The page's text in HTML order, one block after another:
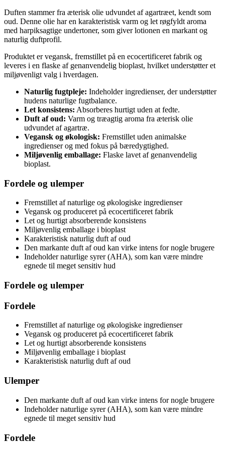
Duften stammer fra æterisk olie udvundet af agartræet, kendt som
oud. Denne olie har en karakteristisk varm og let røgfyldt aroma
med harpiksagtige undertoner, som giver lotionen en markant og
naturlig duftprofil.
Produktet er vegansk, fremstillet på en ecocertificeret fabrik og
leveres i en flaske af genanvendelig bioplast, hvilket understøtter et
miljøvenligt valg i hverdagen.
Naturlig fugtpleje: Indeholder ingredienser, der understøtter
hudens naturlige fugtbalance.
Let konsistens: Absorberes hurtigt uden at fedte.
Duft af oud: Varm og træagtig aroma fra æterisk olie
udvundet af agartræ.
Vegansk og økologisk: Fremstillet uden animalske
ingredienser og med fokus på bæredygtighed.
Miljøvenlig emballage: Flaske lavet af genanvendelig
bioplast.
Fordele og ulemper
Fremstillet af naturlige og økologiske ingredienser
Vegansk og produceret på ecocertificeret fabrik
Let og hurtigt absorberende konsistens
Miljøvenlig emballage i bioplast
Karakteristisk naturlig duft af oud
Den markante duft af oud kan virke intens for nogle brugere
Indeholder naturlige syrer (AHA), som kan være mindre
egnede til meget sensitiv hud
Fordele og ulemper
Fordele
Fremstillet af naturlige og økologiske ingredienser
Vegansk og produceret på ecocertificeret fabrik
Let og hurtigt absorberende konsistens
Miljøvenlig emballage i bioplast
Karakteristisk naturlig duft af oud
Ulemper
Den markante duft af oud kan virke intens for nogle brugere
Indeholder naturlige syrer (AHA), som kan være mindre
egnede til meget sensitiv hud
Fordele